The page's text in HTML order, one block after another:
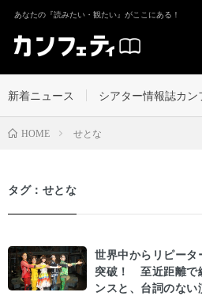
あなたの『読みたい・観たい』がここにある！
新着ニュース シアター情報誌カン
HOME せとな
タグ：せとな
世界中からリピー
突破！ 至近距離で
ンスと、台詞のな